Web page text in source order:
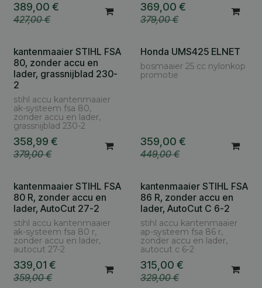
389,00 €
427,00€
369,00 €
379,00€
kantenmaaier STIHL FSA
80, zonder accu en
lader, grassnijblad 230-
2
stihl accu kantenmaaier
ak-systeem fsa 80,
zonder accu en lader,
grassnijblad 230-2
358,99 €
379,00€
Honda UMS425 ELNET
bosmaaier 25 cc nylonkop
promotie
359,00 €
449,00€
kantenmaaier STIHL FSA
80 R, zonder accu en
lader, AutoCut 27-2
stihl accu kantenmaaier
ak-systeem fsa 80 r,
zonder accu en lader,
autocut 27-2
339,01 €
359,00€
kantenmaaier STIHL FSA
86 R, zonder accu en
lader, AutoCut C 6-2
stihl accu kantenmaaier
ap-systeem fsa 86 r,
zonder accu en lader,
autocut c 6-2
315,00 €
329,00€